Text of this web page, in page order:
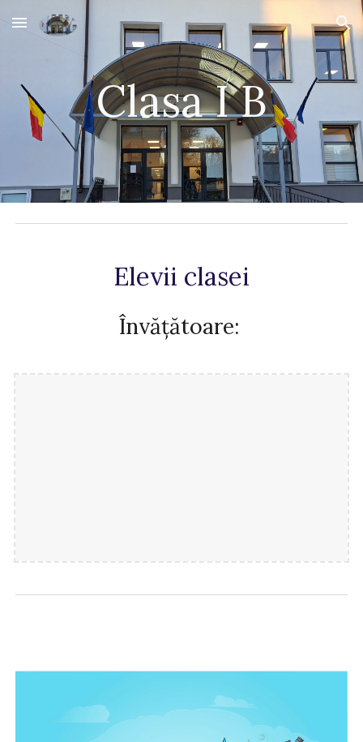
Skip to main content Skip to navigation
Clasa IB
Elevii clasei
Învățătoare: